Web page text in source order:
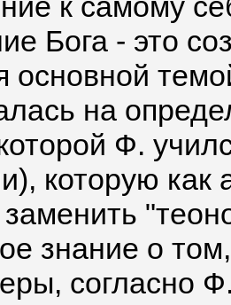
Бога - это
основной
на
Ф.
которую как
заменить
знание о
согласно